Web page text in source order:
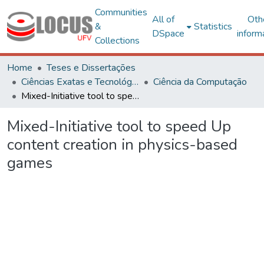
Communities
&
Collections
All of
DSpace
Statistics
Home
Teses e Dissertações
Ciências Exatas e Tecnológicas
Ciência da Computação
Mixed-Initiative tool to speed Up content creation in physics-based games
Mixed-Initiative tool to speed Up
content creation in physics-based
games